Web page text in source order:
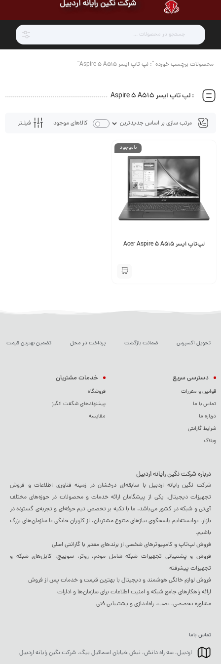
شرکت نگین رایانه اردبیل
محصولات برچسب خورده “: لپ تاپ ایسر Aspire 5 A515”
: لپ تاپ ایسر Aspire 5 A515
فیلـتر کالاهای موجود
ناموجود
لپ‌تاپ ایسر Acer Aspire 5 A515
تحویل اکسپرس ضمانت بازگشت پرداخت در محل تضمین بهترین قیمت
دسترسی سریع
قوانین و مقررات
تماس با ما
درباره ما
شرایط گارانتی
وبلاگ
خدمات مشتریان
فروشگاه
پیشنهادهای شگفت انگیز
مقایسه
درباره شرکت نگین رایانه اردبیل
شرکت نگین رایانه اردبیل با سابقه‌ای درخشان در زمینه فناوری اطلاعات و فروش
تجهیزات دیجیتال، یکی از پیشگامان ارائه خدمات و محصولات در حوزه‌های مختلف
آی‌تی و شبکه در کشور می‌باشد. ما با تکیه بر تخصص تیم حرفه‌ای و تجربه‌ی گسترده در
بازار، توانسته‌ایم پاسخگوی نیازهای متنوع مشتریان، از کاربران خانگی تا سازمان‌های بزرگ
باشیم.
فروش لپ‌تاپ و کامپیوترهای شخصی از برندهای معتبر با گارانتی اصلی
فروش و پشتیبانی تجهیزات شبکه شامل مودم، روتر، سوییچ، کابل‌های شبکه و
تجهیزات پیشرفته
فروش لوازم خانگی هوشمند و دیجیتال با بهترین قیمت و خدمات پس از فروش
ارائه راهکارهای جامع شبکه و امنیت اطلاعات برای سازمان‌ها و ادارات
مشاوره تخصصی، نصب، راه‌اندازی و پشتیبانی فنی
تماس باما
اردبیل، سه راه دانش، نبش خیابان اسمائیل بیگ، شرکت نگین رایانه اردبیل